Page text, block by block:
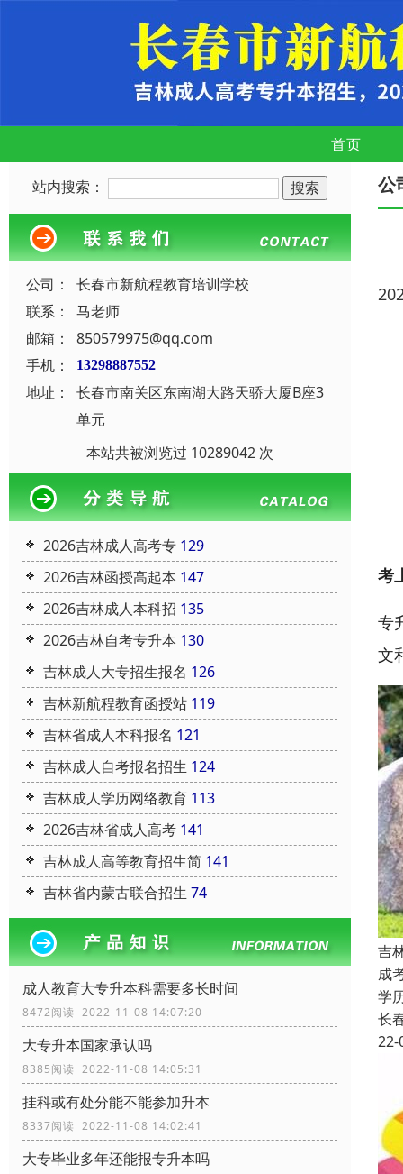
首页
站内搜索：
公司：
长春市新航程教育培训学校
联系：
马老师
邮箱：
850579975@qq.com
手机：
13298887552
地址：
长春市南关区东南湖大路天骄大厦B座3
单元
本站共被浏览过 10289042 次
2026吉林成人高考专 129
2026吉林函授高起本 147
2026吉林成人本科招 135
2026吉林自考专升本 130
吉林成人大专招生报名 126
吉林新航程教育函授站 119
吉林省成人本科报名 121
吉林成人自考报名招生 124
吉林成人学历网络教育 113
2026吉林省成人高考 141
吉林成人高等教育招生简 141
吉林省内蒙古联合招生 74
成人教育大专升本科需要多长时间
8472阅读 2022-11-08 14:07:20
大专升本国家承认吗
8385阅读 2022-11-08 14:05:31
挂科或有处分能不能参加升本
8337阅读 2022-11-08 14:02:41
大专毕业多年还能报专升本吗
公
考
专
文
吉
成
学
长
22-